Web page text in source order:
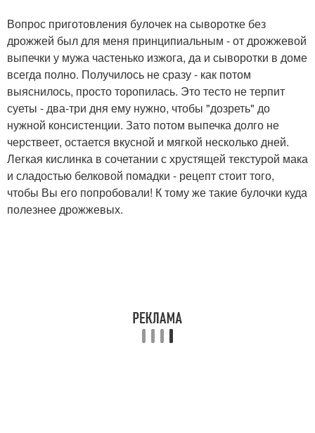
Вопрос приготовления булочек на сыворотке без
дрожжей был для меня принципиальным - от дрожжевой
выпечки у мужа частенько изжога, да и сыворотки в доме
всегда полно. Получилось не сразу - как потом
выяснилось, просто торопилась. Это тесто не терпит
суеты - два-три дня ему нужно, чтобы "дозреть" до
нужной консистенции. Зато потом выпечка долго не
черствеет, остается вкусной и мягкой несколько дней.
Легкая кислинка в сочетании с хрустящей текстурой мака
и сладостью белковой помадки - рецепт стоит того,
чтобы Вы его попробовали! К тому же такие булочки куда
полезнее дрожжевых.